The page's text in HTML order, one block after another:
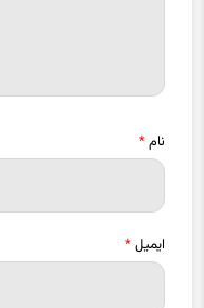
نام
ایمیل